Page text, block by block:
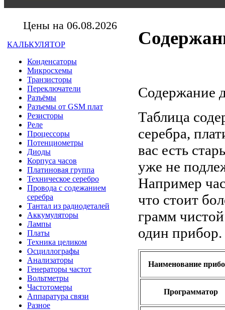
Цены на 06.08.2026
КАЛЬКУЛЯТОР
Конденсаторы
Микросхемы
Транзисторы
Переключатели
Разъёмы
Разъемы от GSM плат
Резисторы
Реле
Процессоры
Потенциометры
Диоды
Корпуса часов
Платиновая группа
Техническое серебро
Провода с содежанием
серебра
Тантал из радиодеталей
Аккумуляторы
Лампы
Платы
Техника целиком
Осциллографы
Анализаторы
Генераторы частот
Вольтметры
Частотомеры
Аппаратура связи
Разное
Содержание
Таблица
серебра,
вас есть
уже не
Например
что стоит
грамм
один прибор.
Наименование
Программатор